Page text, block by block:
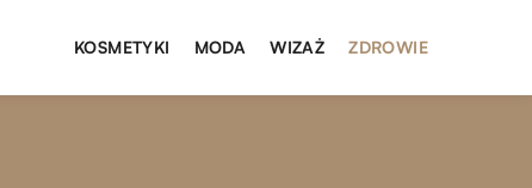
KOSMETYKI MODA WIZAŻ ZDROWIE